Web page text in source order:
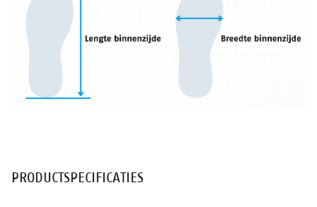
PRODUCTSPECIFICATIES